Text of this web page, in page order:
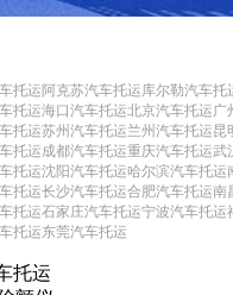
托运阿克苏汽车托运库尔勒汽车托
托运海口汽车托运北京汽车托运广
托运苏州汽车托运兰州汽车托运昆
托运成都汽车托运重庆汽车托运武
托运沈阳汽车托运哈尔滨汽车托运
托运长沙汽车托运合肥汽车托运南
托运石家庄汽车托运宁波汽车托运
托运东莞汽车托运
托运